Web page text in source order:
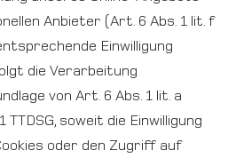
Anbieter (Art. 6 Abs. 1 lit. f
Einwilligung
die Verarbeitung
von Art. 6 Abs. 1 lit. a
TTDSG, soweit die Einwilligung
oder den Zugriff auf